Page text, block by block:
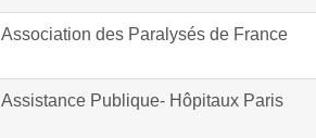
Association des Paralysés de France
Assistance Publique- Hôpitaux Paris